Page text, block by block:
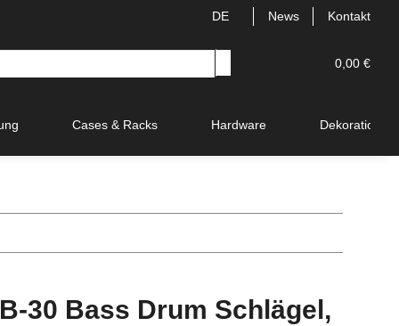
DE News Kontakt
0,00 €
Cases & Racks Hardware Dekoration
30 Bass Drum Schlägel,